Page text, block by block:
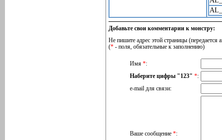
Добавьте свои комментарии к монстру:
Не пишите адрес этой страницы
(* - поля, обязательные к заполнению)
Имя*:
Наберите цифры "123" *:
e-mail для связи:
Ваше сообщение*: